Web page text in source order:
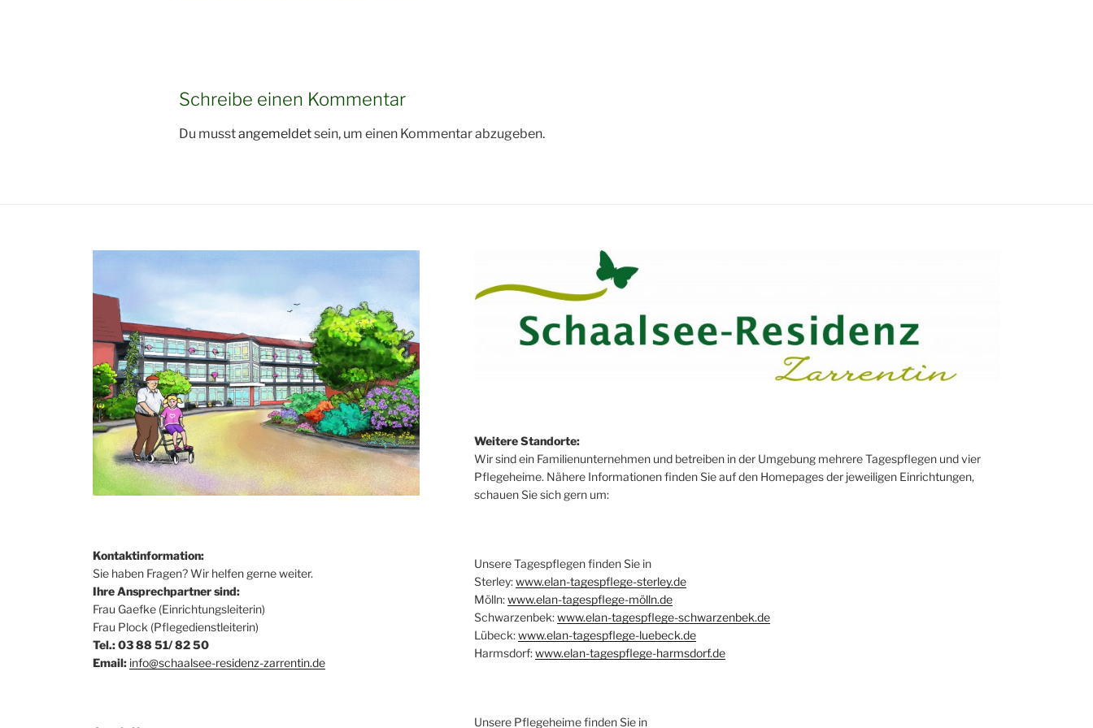
Schreibe einen Kommentar
Du musstangemeldetsein, um einen Kommentar abzugeben.
Kontaktinformation:
Sie haben Fragen? Wir helfen gerne weiter.
Ihre Ansprechpartner sind:
Frau Gaefke (Einrichtungsleiterin)
Frau Plock (Pflegedienstleiterin)
Tel.: 03 88 51/ 82 50
Email: info@schaalsee-residenz-zarrentin.de
Weitere Standorte:
Wir sind ein Familienunternehmen und betreiben in der Umgebung mehrere Tagespflegen und vier
Pflegeheime. Nähere Informationen finden Sie auf den Homepages der jeweiligen Einrichtungen,
schauen Sie sich gern um:
Unsere Tagespflegen finden Sie in
Sterley:www.elan-tagespflege-sterley.de
Mölln:www.elan-tagespflege-mölln.de
Schwarzenbek:www.elan-tagespflege-schwarzenbek.de
Lübeck:www.elan-tagespflege-luebeck.de
Harmsdorf:www.elan-tagespflege-harmsdorf.de
Unsere Pflegeheime finden Sie in